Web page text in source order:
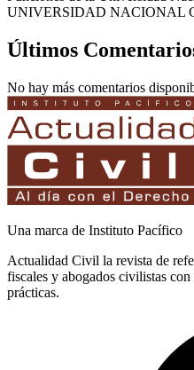
UNIVERSIDAD NACIONAL
Últimos
No hay más comentarios
Una marca de Instituto Pacífico
Actualidad Civil la revista de
fiscales y abogados civilistas
prácticas.